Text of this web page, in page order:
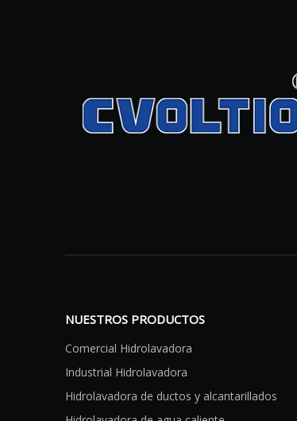
NUESTROS PRODUCTOS
Comercial Hidrolavadora
Industrial Hidrolavadora
Hidrolavadora de ductos y alcantarillados